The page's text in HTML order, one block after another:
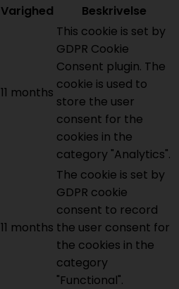
Varighed Beskrivelse
11 months
This cookie is set by
GDPR Cookie
Consent plugin. The
cookie is used to
store the user
consent for the
cookies in the
category "Analytics".
11 months
The cookie is set by
GDPR cookie
consent to record
the user consent for
the cookies in the
category
"Functional".